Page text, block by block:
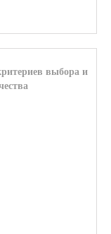
выбора и